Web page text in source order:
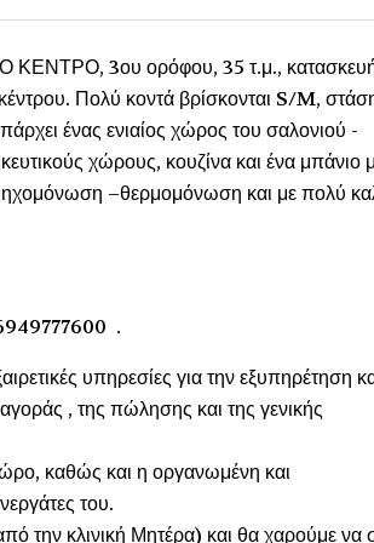
3ου ορόφου, 35 τ.μ.,
Πολύ κοντά βρίσκονται S/M,
ένας ενιαίος χώρος του σαλονιού -
χώρους, κουζίνα και ένα μπάνιο
ηχομόνωση –θερμομόνωση και με πολύ
.
υπηρεσίες για την εξυπηρέτηση
, της πώλησης και της γενικής
καθώς και η οργανωμένη και
του.
την κλινική Μητέρα) και θα χαρούμε να